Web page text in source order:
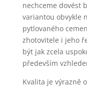
nechceme dovést
variantou obvykle
pytlovaného
zhotovitele i jeho
být jak zcela
především
Kvalita je výrazně